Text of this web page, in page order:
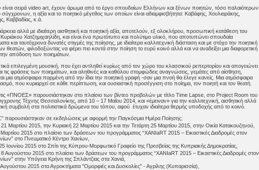
είναι σειρά video art, έχουν άρωμα από το έργο σπουδαίων Ελλήνων και ξένων ποιητών, τόσο παλαιότερων
σύγχρονων, η αξία και το ποιητικό μέγεθος των οποίων είναι αδιαμφισβήτητα: Καβάφης, Χουλιαράκης,
Καββαδίας, κ.ά.
αλλά με ιδιαίτερη αισθητική και ποιητική αξία, αποτελούν, εξ ολοκλήρου, προσωπική κατάθεση του
Χατζημιχαηλίδη, και είναι ένα πρωτότυπο και πολύτιμο υλικό, που αποτυπώνει σπουδαία
και ταυτόχρονα δυνατές στιγμές της ποίησης, με ιδιαίτερα καλλιτεχνική διάσταση και με στόχο την ποιητική
θεατών, φιλοδοξώντας να φέρει πιο κοντά στην ποίηση το ευρύ κοινό αλλά και να αναδείξει μια διαφορετική
απόδοση των ποιημάτων.
επιλεγμένη μουσική, που έχει αντληθεί κυρίως από τον χώρο του κλασσικού ρεπερτορίου και απογειώνει
τις φράσεις των ποιημάτων, και αληθινές και καθόλου στομφώδεις αναγνώσεις, γεμάτες από αίσθηση,
μια ατμόσφαιρα παρμένη από την ίδια την ποιητική γραφή -σαν μια πνοή θα έλεγε κανείς. Μια ατμόσφαιρα
που κυριαρχεί σε κάθε περίπτωση, και ουσιαστική προσέγγιση στο ποίημα, τον ποιητή και τον θεατή.
«ΠΝΟΕΣ» παρουσιάστηκαν στο πλαίσιο των βίντεο προβολών με τίτλο Time Lapse, στο Project Room του
Τέχνης Θεσσαλονίκης, από 10 – 17 Μαΐου 2014, και «έμειναν» για την καλλιτεχνική, αισθητική αλλά
συμβολή στα πολιτιστικά δρώμενα του τόπου, αφού έτυχαν ιδιαίτερα θερμής υποδοχής από το κοινό.
σε εκδηλώσεις με αφορμή την Παγκόσμια Ημέρα Ποίησης:
Μαρτίου 2015, την Κυριακή 22 Μαρτίου 2015 και την Τετάρτη 25 Μαρτίου 2015, στην Οικία Κατακουζηνού,
Μαρτίου 2015 στο πλαίσιο των δράσεων του προγράμματος “ΧΑΝΙaRT 2015 – Εικαστικές Διαδρομές στον
στο Πνευματικό Κέντρο Χανίων,
Ιουνίου 2015 στο Σπίτι της Κύπρου-Μορφωτικό Γραφείο της Πρεσβείας της Κυπριακής Δημοκρατίας,
Αυγούστου 2015 στο πλαίσιο των δράσεων του προγράμματος “ΧΑΝΙaRT 2015 – Εικαστικές Διαδρομές στον
στην Υπόγεια Κρήνη της Σπλάντζιας στα Χανιά,
Αυγούστου 2015 στα Αγροκτήματα "Ομορφιές και Δυσκολίες" - Αγρίλης (Κυπαρισσία),